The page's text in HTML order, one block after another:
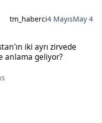
tm_haberci4 MayısMay 4
iki ayrı zirvede
anlama geliyor?